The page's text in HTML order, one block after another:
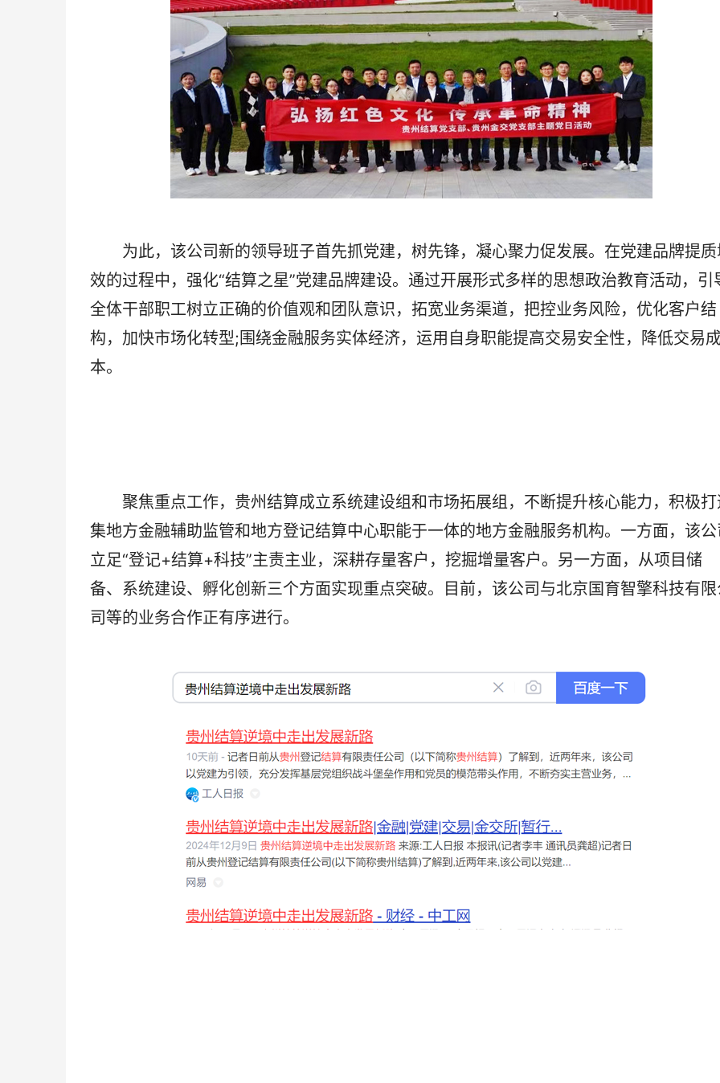
为此，该公司新的领导班子首先抓党建，树先锋，凝心聚力促发展。在党建品牌提质
效的过程中，强化“结算之星”党建品牌建设。通过开展形式多样的思想政治教育活动，引
全体干部职工树立正确的价值观和团队意识，拓宽业务渠道，把控业务风险，优化客户结
构，加快市场化转型;围绕金融服务实体经济，运用自身职能提高交易安全性，降低交易成
本。
聚焦重点工作，贵州结算成立系统建设组和市场拓展组，不断提升核心能力，积极打
集地方金融辅助监管和地方登记结算中心职能于一体的地方金融服务机构。一方面，该公
立足“登记+结算+科技”主责主业，深耕存量客户，挖掘增量客户。另一方面，从项目储
备、系统建设、孵化创新三个方面实现重点突破。目前，该公司与北京国育智擎科技有限
司等的业务合作正有序进行。